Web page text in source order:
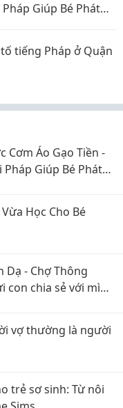
Giúp Bé Phát
tiếng Pháp ở Quận
Cơm Áo Gạo Tiền -
Pháp Giúp Bé Phát
Học Cho Bé
Dạ - Chợ Thông
con chia sẻ với mình
vợ thường là người
trẻ sơ sinh: Từ nôi